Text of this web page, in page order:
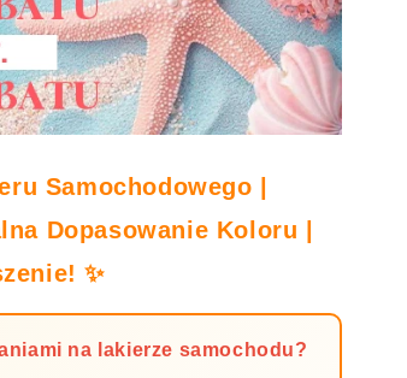
Samochodowego |
Dopasowanie Koloru |
✨
na lakierze samochodu?